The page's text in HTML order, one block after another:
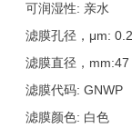
可润湿性: 亲水
滤膜孔径，μm: 0.2
滤膜直径，mm:47
滤膜代码: GNWP
滤膜颜色: 白色